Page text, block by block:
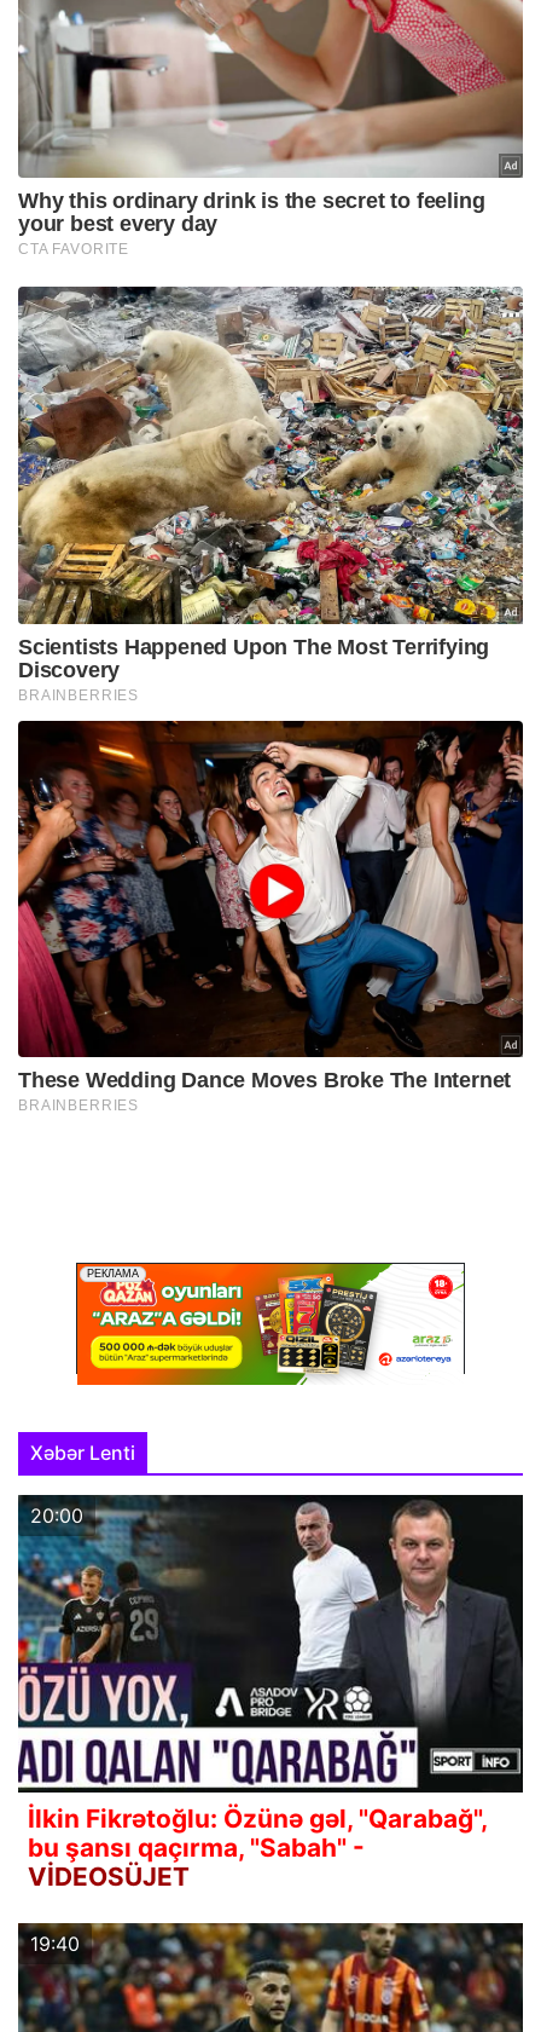
Xəbər Lenti
20:00
İlkin Fikrətoğlu: Özünə gəl, "Qarabağ",
bu şansı qaçırma, "Sabah" -
VİDEOSÜJET
19:40